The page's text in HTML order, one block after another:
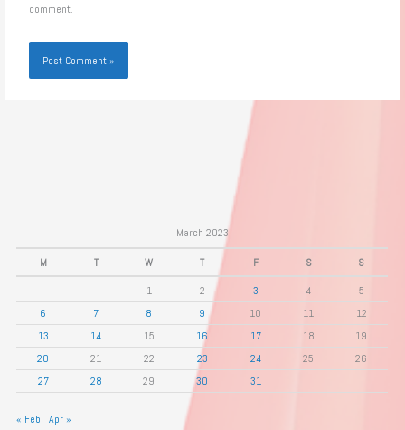
comment.
March 2023
M T W T F S S
1 2 3 4
5
6
7 8 9 10 11
12
13
14 15 16 17 18
19
20
21 22 23 24 25
26
27
28 29 30 31
« Feb Apr »